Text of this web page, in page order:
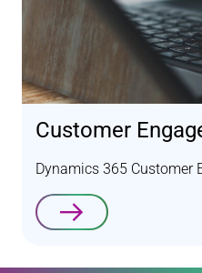
Customer
Dynamics 365 Customer
Lees verder